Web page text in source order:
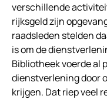
verschillende
rijksgeld zijn
raadsleden stelden
is om de
Bibliotheek voerde al
dienstverlening door
krijgen. Dat riep veel